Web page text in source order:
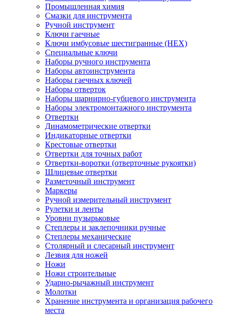
Промышленная химия
Смазки для инструмента
Ручной инструмент
Ключи гаечные
Ключи имбусовые шестигранные (HEX)
Специальные ключи
Наборы ручного инструмента
Наборы автоинструмента
Наборы гаечных ключей
Наборы отверток
Наборы шарнирно-губцевого инструмента
Наборы электромонтажного инструмента
Отвертки
Динамометрические отвертки
Индикаторные отвертки
Крестовые отвертки
Отвертки для точных работ
Отвертки-воротки (отверточные рукоятки)
Шлицевые отвертки
Разметочный инструмент
Маркеры
Ручной измерительный инструмент
Рулетки и ленты
Уровни пузырьковые
Степлеры и заклепочники ручные
Степлеры механические
Столярный и слесарный инструмент
Лезвия для ножей
Ножи
Ножи строительные
Ударно-рычажный инструмент
Молотки
Хранение инструмента и организация рабочего
места